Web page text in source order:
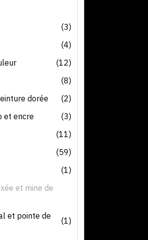
(3)
(4)
(12)
(8)
dorée
(2)
et encre
(3)
(11)
(59)
(1)
et mine de
et pointe de
(1)